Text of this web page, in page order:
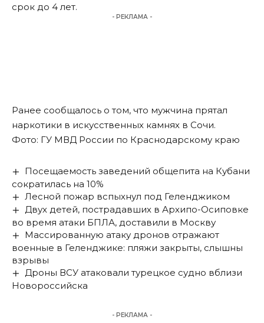
срок до 4 лет.
- РЕКЛАМА -
Ранее сообщалось о том, что мужчина прятал
наркотики в искусственных камнях в Сочи.
Фото: ГУ МВД России по Краснодарскому краю
Посещаемость заведений общепита на Кубани
сократилась на 10%
Лесной пожар вспыхнул под Геленджиком
Двух детей, пострадавших в Архипо-Осиповке
во время атаки БПЛА, доставили в Москву
Массированную атаку дронов отражают
военные в Геленджике: пляжи закрыты, слышны
взрывы
Дроны ВСУ атаковали турецкое судно вблизи
Новороссийска
- РЕКЛАМА -